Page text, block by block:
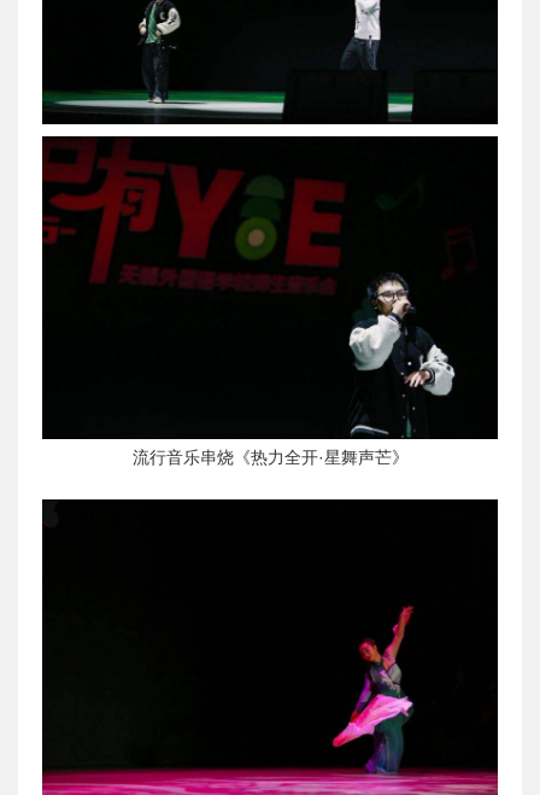
流行音乐串烧《热力全开·星舞声芒》